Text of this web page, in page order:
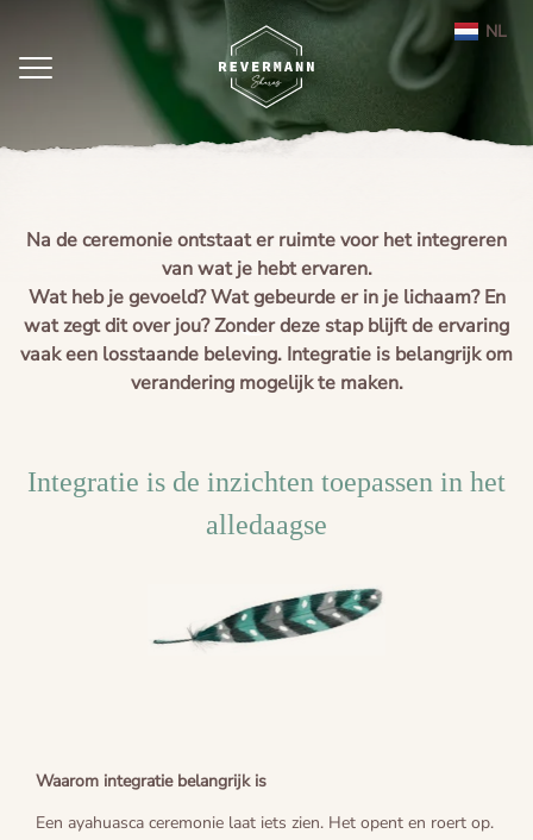
NL
EN
aanbod
Ayahuasca ceremonie weekend Nederland
Leela therapie
agenda
Ayahuasca
Ayahuasca ceremonie
Ayahuasca veiligheid
Over mij
De cirkel van het leven
contact
Ayahuasca
integratie
Na de ceremonie ontstaat er ruimte voor het integreren
van wat je hebt ervaren.
Wat heb je gevoeld? Wat gebeurde er in je lichaam? En
wat zegt dit over jou? Zonder deze stap blijft de ervaring
vaak een losstaande beleving. Integratie is belangrijk om
verandering mogelijk te maken.
Integratie is de inzichten toepassen in het
alledaagse
Waarom integratie belangrijk is
Een ayahuasca ceremonie laat iets zien. Het opent en roert op.